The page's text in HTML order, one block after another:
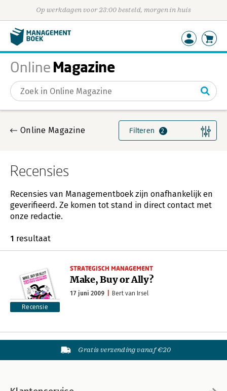
Op werkdagen voor 23:00 besteld, morgen in huis
Online Magazine
Gevonden artikelen
Online Magazine Filteren 2
Recensies
Recensies van Managementboek zijn onafhankelijk en
geverifieerd. Ze komen tot stand in direct contact met
onze redactie.
1 resultaat
Recensie
STRATEGISCH MANAGEMENT
Make, Buy or Ally?
17 juni 2009 Bert van Irsel
Gratis verzending vanaf €20